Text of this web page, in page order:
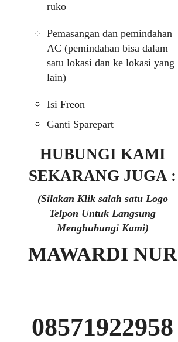
ruko
Pemasangan dan pemindahan
AC (pemindahan bisa dalam
satu lokasi dan ke lokasi yang
lain)
Isi Freon
Ganti Sparepart
HUBUNGI KAMI
SEKARANG JUGA :
(Silakan Klik salah satu Logo
Telpon Untuk Langsung
Menghubungi Kami)
MAWARDI NUR
08571922958